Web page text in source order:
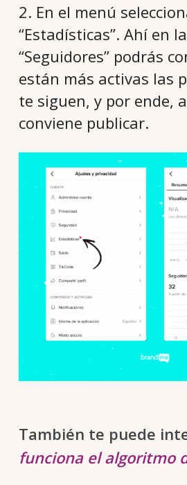
2. En el menú
“Estadísticas”. Ahí en
“Seguidores” podrás
están más activas las
te siguen, y por ende,
conviene publicar.
También te puede
funciona el algoritmo